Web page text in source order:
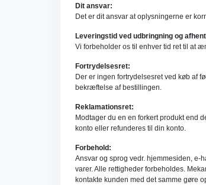
Dit ansvar:
Det er dit ansvar at oplysningerne er
Leveringstid ved udbringning og
Vi forbeholder os til enhver tid ret til at
Fortrydelsesret:
Der er ingen fortrydelsesret ved køb af
bekræftelse af bestillingen.
Reklamationsret:
Modtager du en en forkert produkt end
konto eller refunderes til din konto.
Forbehold:
Ansvar og sprog vedr. hjemmesiden, e-
varer. Alle rettigheder forbeholdes.
kontakte kunden med det samme gøre